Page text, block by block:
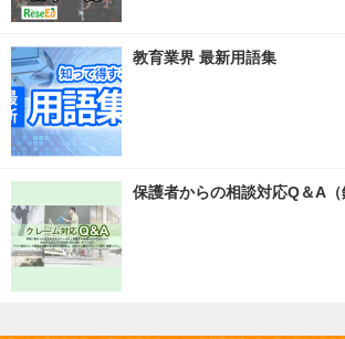
教育業界 最新用語集
保護者からの相談対応Q＆A（